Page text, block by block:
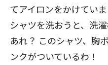
てアイロンをかけてい
シャツを洗おうと、洗
あれ？ このシャツ、胸
ンクがついているわ！